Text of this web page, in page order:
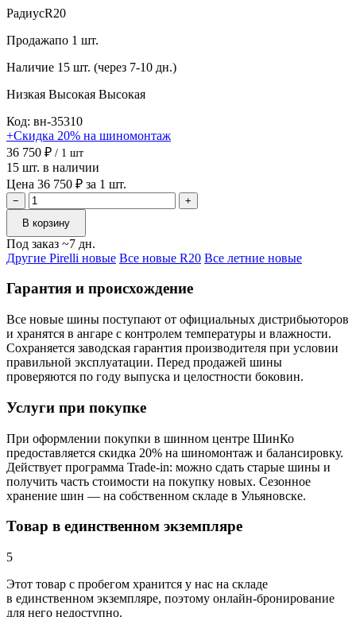
РадиусR20
Продажапо 1 шт.
Наличие 15 шт. (через 7-10 дн.)
Низкая Высокая Высокая
Код: вн-35310
+Скидка 20% на шиномонтаж
36 750 ₽ / 1 шт
15 шт. в наличии
Цена 36 750 ₽ за 1 шт.
−
+
В корзину
Под заказ ~7 дн.
Другие Pirelli новые Все новые R20 Все летние новые
Гарантия и происхождение
Все новые шины поступают от официальных дистрибьюторов
и хранятся в ангаре с контролем температуры и влажности.
Сохраняется заводская гарантия производителя при условии
правильной эксплуатации. Перед продажей шины
проверяются по году выпуска и целостности боковин.
Услуги при покупке
При оформлении покупки в шинном центре ШинКо
предоставляется скидка 20% на шиномонтаж и балансировку.
Действует программа Trade-in: можно сдать старые шины и
получить часть стоимости на покупку новых. Сезонное
хранение шин — на собственном складе в Ульяновске.
Товар в единственном экземпляре
5
Этот товар с пробегом хранится у нас на складе
в единственном экземпляре, поэтому онлайн-бронирование
для него недоступно.